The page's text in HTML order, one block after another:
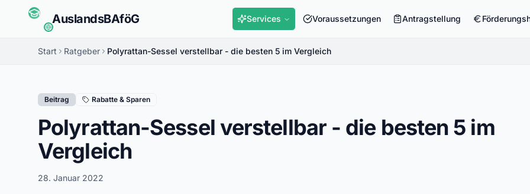
AuslandsBAföG Services Voraussetzungen Antragstellung
Start Ratgeber Polyrattan-Sessel verstellbar - die besten 5 im Vergleich
Beitrag Rabatte & Sparen
Polyrattan-Sessel verstellbar - die besten 5 im
Vergleich
28. Januar 2022